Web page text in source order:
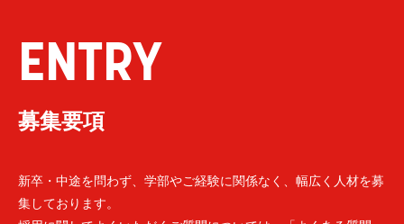
ENTRY
募集要項
新卒・中途を問わず、学部やご経験に関係なく、幅広く人材を募
集しております。